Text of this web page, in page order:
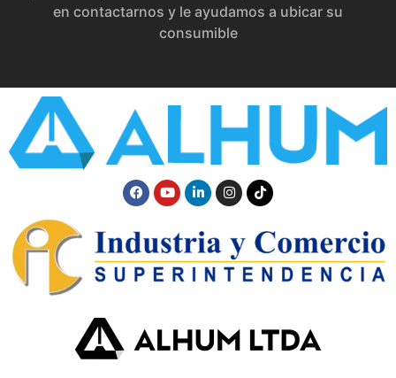
en contactarnos y le ayudamos a ubicar su
consumible